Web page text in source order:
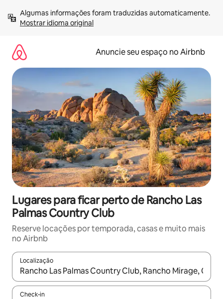
para
Mostrar idioma original
Anuncie seu espaço no Airbnb
Lugares para ficar perto de Rancho Las
Palmas Country Club
Reserve locações por temporada, casas e muito mais
no Airbnb
Localização
Quando os resultados estiverem disponíveis, explore-os
Check-in